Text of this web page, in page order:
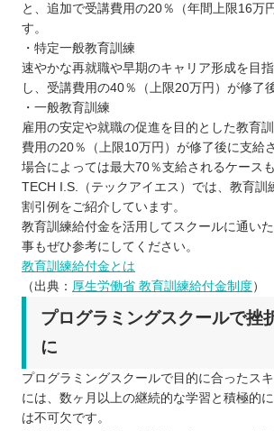
と、追加で受講費用の20％（年間上限16万
す。
・特定一般教育訓練
速やかな再就職や早期のキャリア形成を目
し、受講費用の40％（上限20万円）が修了
・一般教育訓練
雇用の安定や就職の促進を目的とした教育
費用の20％（上限10万円）が修了後に支給
場合によっては最大70％支給されるケースも
TECH I.S.（テックアイエス）では、教育訓
割引例をご紹介しています。
教育訓練給付金を活用してスクールに通い
事もぜひ参考にしてください。
教育訓練給付金とは
（出典： 厚生労働省 教育訓練給付金制度）
プログラミングスクールで挫
に
プログラミングスクールで目的に合ったス
には、数ヶ月以上の継続的な学習と積極的
は不可欠です。